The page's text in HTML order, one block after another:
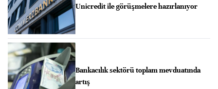
Unicredit ile görüşmelere hazırlanıyor
Bankacılık sektörü toplam mevduatında
artış